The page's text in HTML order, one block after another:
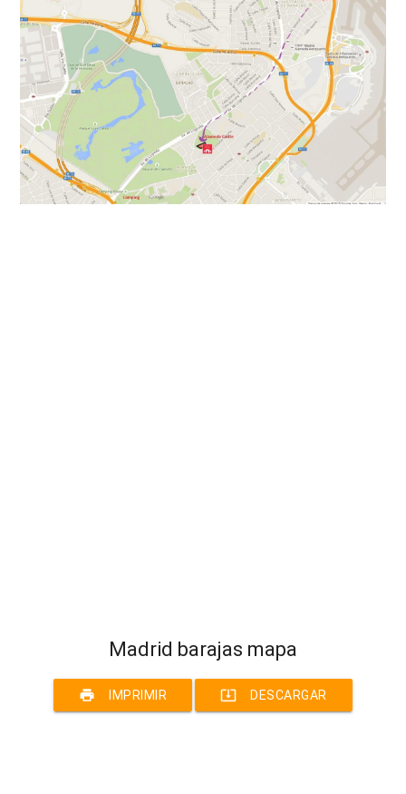
Madrid barajas mapa
print IMPRIMIR system_update_alt DESCARGAR